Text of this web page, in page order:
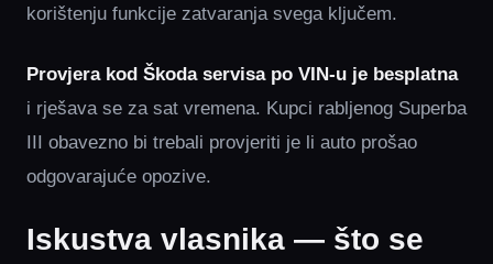
korištenju funkcije zatvaranja svega ključem.
Provjera kod Škoda servisa po VIN-u je besplatna
i rješava se za sat vremena. Kupci rabljenog Superba
III obavezno bi trebali provjeriti je li auto prošao
odgovarajuće opozive.
Iskustva vlasnika — što se